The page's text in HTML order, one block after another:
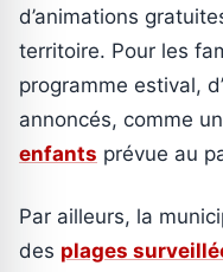
d’animations
territoire. Pour les
programme estival,
annoncés, comme
enfants prévue au
Par ailleurs, la
des plages